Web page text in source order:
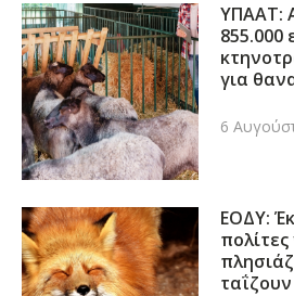
ΥΠΑΑΤ:
855.000
για
6
ΕΟΔΥ: